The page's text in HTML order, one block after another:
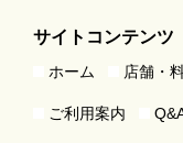
サイトコンテンツ
ホーム 店舗・
ご利用案内